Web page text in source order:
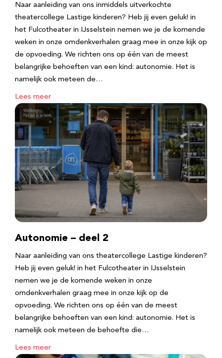
Naar aanleiding van ons inmiddels uitverkochte
theatercollege Lastige kinderen? Heb jij even geluk! in
het Fulcotheater in IJsselstein nemen we je de komende
weken in onze omdenkverhalen graag mee in onze kijk op
de opvoeding. We richten ons op één van de meest
belangrijke behoeften van een kind: autonomie. Het is
namelijk ook meteen de…
Lees meer
Autonomie – deel 2
Naar aanleiding van ons theatercollege Lastige kinderen?
Heb jij even geluk! in het Fulcotheater in IJsselstein
nemen we je de komende weken in onze
omdenkverhalen graag mee in onze kijk op de
opvoeding. We richten ons op één van de meest
belangrijke behoeften van een kind: autonomie. Het is
namelijk ook meteen de behoefte die…
Lees meer